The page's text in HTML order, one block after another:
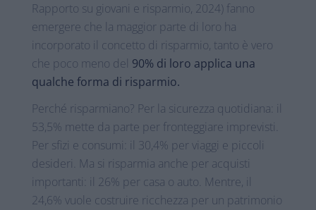
Rapporto su giovani e risparmio, 2024) fanno
emergere che la maggior parte di loro ha
incorporato il concetto di risparmio, tanto è vero
che poco meno del 90% di loro applica una
qualche forma di risparmio.
Perché risparmiano? Per la sicurezza quotidiana: il
53,5% mette da parte per fronteggiare imprevisti.
Per sfizi e consumi: il 30,4% per viaggi e piccoli
desideri. Ma si risparmia anche per acquisti
importanti: il 26% per casa o auto. Mentre, il
24,6% vuole costruire ricchezza per un patrimonio